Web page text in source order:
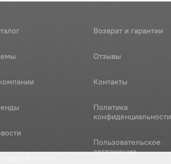
Возврат и гарантии
Отзывы
Контакты
Политика
конфиденциальности
Пользовательское
соглашение